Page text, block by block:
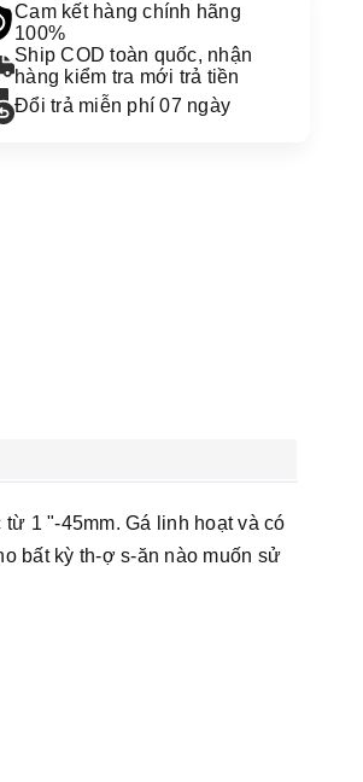
Cam kết hàng chính hãng
100%
Ship COD toàn quốc, nhận
hàng kiểm tra mới trả tiền
Đổi trả miễn phí 07 ngày
1 "-45mm. Gá linh hoạt và có
bất kỳ th-ợ s-ăn nào muốn sử